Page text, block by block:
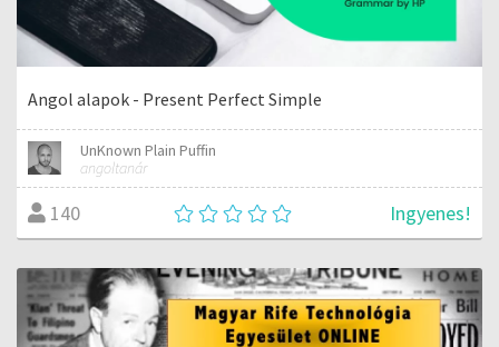
Angol alapok - Present Perfect Simple
UnKnown Plain Puffin
angoltanár
140 Ingyenes!